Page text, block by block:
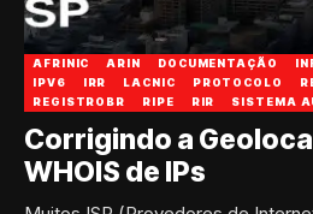
AFRINIC ARIN DOCUMENTAÇÃO
IPV6
IRR LACNIC PROTOCOLO
REGISTROBR
RIPE RIR SISTEMA
Corrigindo a
WHOIS de IPs